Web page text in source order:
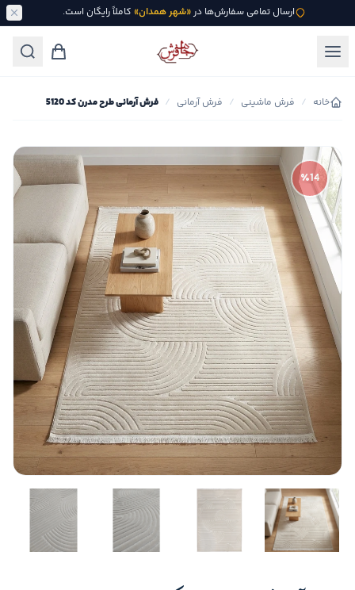
ارسال تمامی سفارش‌ها در«شهر همدان» کاملاً رایگان است.
خانه / فرش ماشینی / فرش آرمانی / فرش آرمانی طرح مدرن کد 5120
٪14